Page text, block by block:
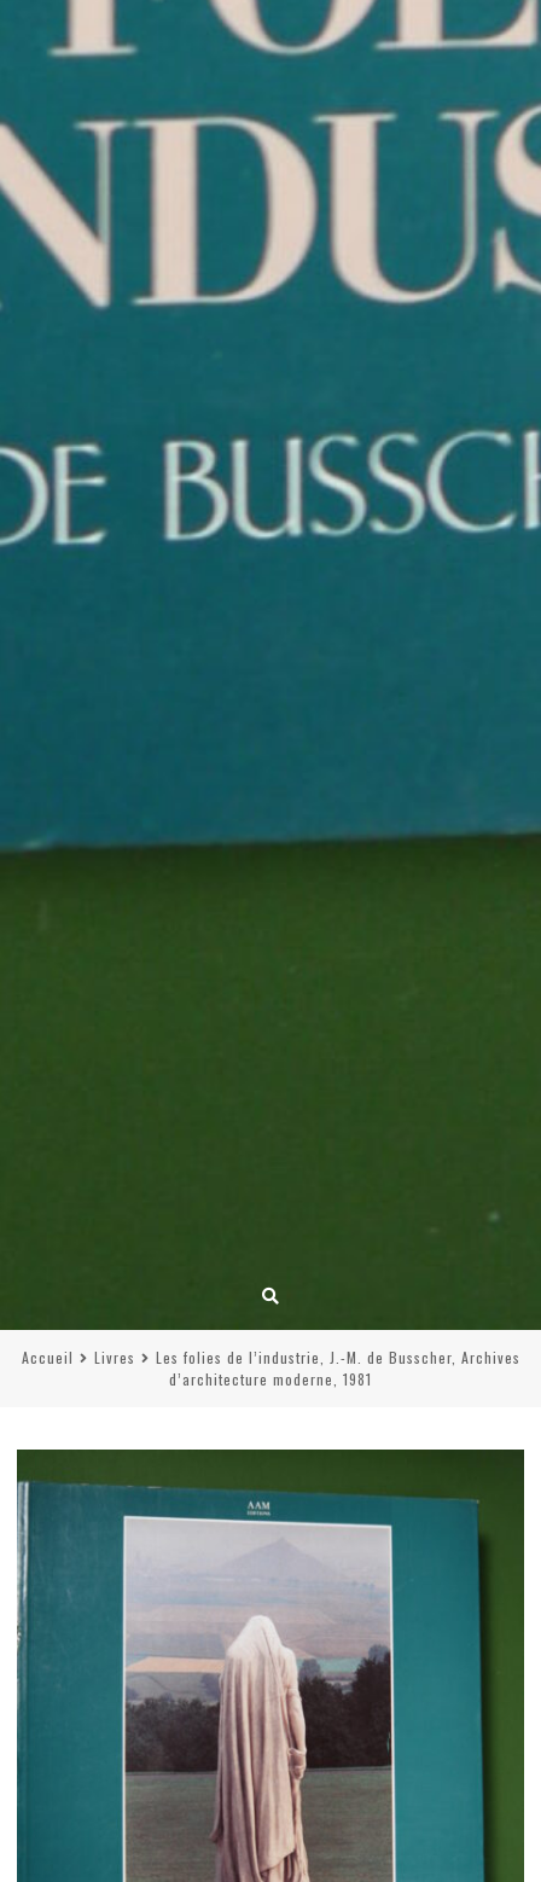
Accueil Livres
Les folies de l’industrie, J.-M. de Busscher, Archives
d’architecture moderne, 1981